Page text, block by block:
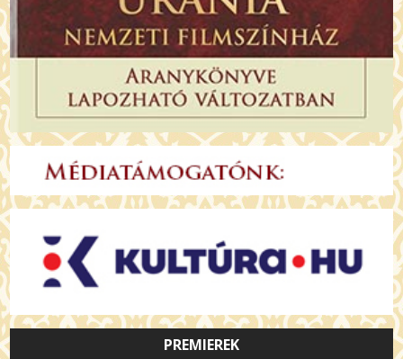
PREMIEREK